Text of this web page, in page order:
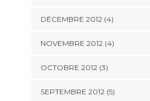
DÉCEMBRE 2012(4)
NOVEMBRE 2012(4)
OCTOBRE 2012(3)
SEPTEMBRE 2012(5)